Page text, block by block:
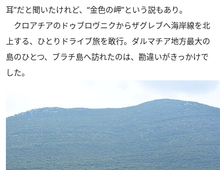
耳”だと聞いたけれど、“金色の岬”という説もあり。
クロアチアのドゥブロヴニクからザグレブへ海岸線を北
上する、ひとりドライブ旅を敢行。ダルマチア地方最大の
島のひとつ、ブラチ島へ訪れたのは、勘違いがきっかけで
した。